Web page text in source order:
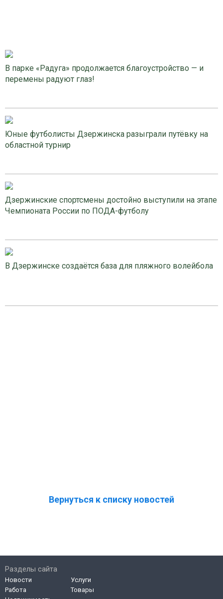
В парке «Радуга» продолжается благоустройство — и
перемены радуют глаз!
Юные футболисты Дзержинска разыграли путёвку на
областной турнир
Дзержинские спортсмены достойно выступили на этапе
Чемпионата России по ПОДА-футболу
В Дзержинске создаётся база для пляжного волейбола
Вернуться к списку новостей
Разделы сайта
Новости
Работа
Услуги
Товары